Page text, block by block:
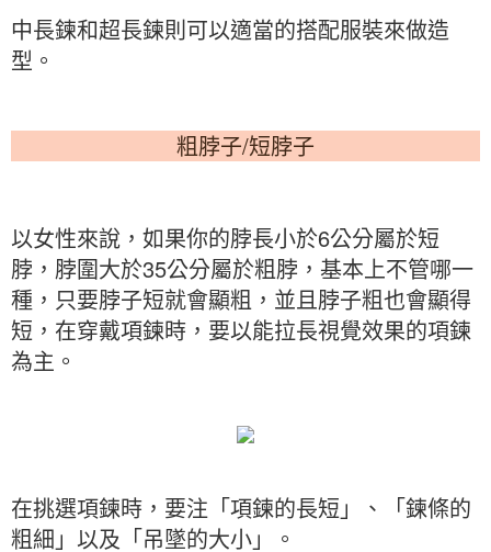
中長鍊和超長鍊則可以適當的搭配服裝來做造
型。
粗脖子/短脖子
以女性來說，如果你的脖長小於6公分屬於短
脖，脖圍大於35公分屬於粗脖，基本上不管哪一
種，只要脖子短就會顯粗，並且脖子粗也會顯得
短，在穿戴項鍊時，要以能拉長視覺效果的項鍊
為主。
在挑選項鍊時，要注「項鍊的長短」、「鍊條的
粗細」以及「吊墜的大小」。